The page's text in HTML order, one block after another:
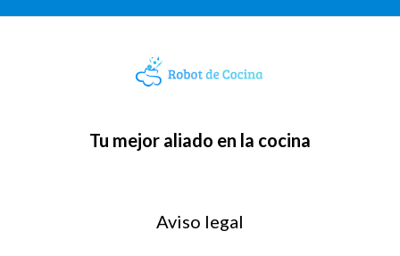
Tu mejor aliado en la cocina
Aviso legal